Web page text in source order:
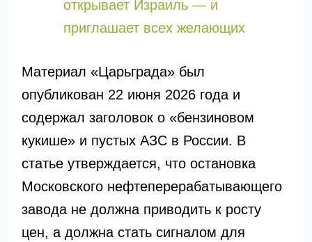
открывает Израиль — и
приглашает всех желающих
Материал «Царьграда» был
опубликован 22 июня 2026 года и
содержал заголовок о «бензиновом
кукише» и пустых АЗС в России. В
статье утверждается, что остановка
Московского нефтеперерабатывающего
завода не должна приводить к росту
цен, а должна стать сигналом для